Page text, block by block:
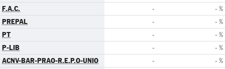
F.A.C. - - %
PREPAL - - %
PT - - %
P-LIB - - %
ACNV-BAR-PRAO-R.E.P.O-UNIO - - %